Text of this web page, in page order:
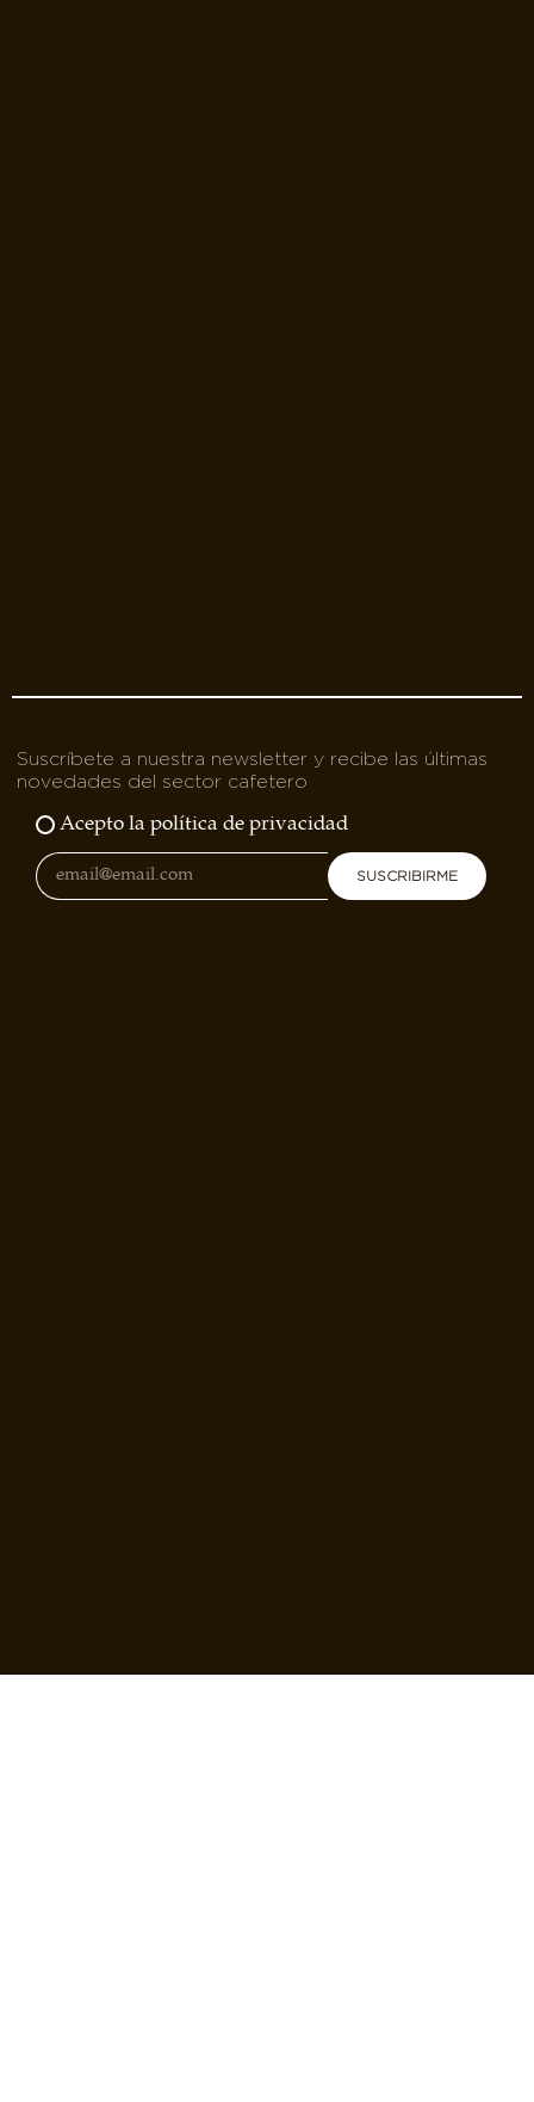
Suscríbete a nuestra newsletter y recibe las últimas
novedades del sector cafetero
Acepto la política de privacidad
SUSCRIBIRME